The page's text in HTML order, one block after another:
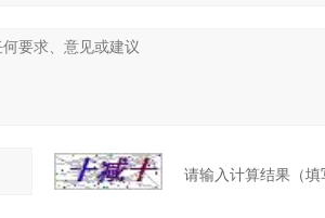
请输入计算结果（